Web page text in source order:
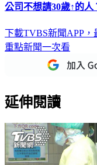
公司不想請30歲↑的
下載TVBS新聞APP，
重點新聞一次看
延伸閱讀